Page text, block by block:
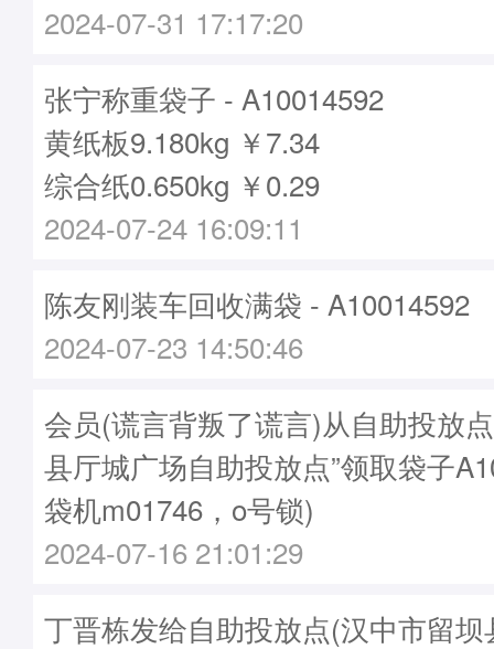
2024-07-31 17:17:20
张宁称重袋子 - A10014592
黄纸板9.180kg ￥7.34
综合纸0.650kg ￥0.29
2024-07-24 16:09:11
陈友刚装车回收满袋 - A10014592
2024-07-23 14:50:46
会员(谎言背叛了谎言)从自助投放
县厅城广场自助投放点”领取袋子
袋机m01746，o号锁)
2024-07-16 21:01:29
丁晋栋发给自助投放点(汉中市留